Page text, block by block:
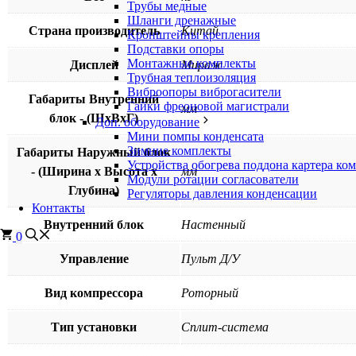
Трубы медные
Шланги дренажные
Кронштейны крепления
Подставки опоры
Монтажные комплекты
Трубная теплоизоляция
Виброопоры виброгасители
Гайки фреоновой магистрали
Доп. оборудование
Мини помпы конденсата
Зимние комплекты
Устройства обогрева поддона картера
Модули ротации согласователи
Регуляторы давления конденсации
Контакты
0
Страна производитель Китай
Дисплей Мираж
Габариты Внутренний
блок - (ШхВхГ)
мм
Габариты Наружный блок
- (Ширина х Высота х
Глубина)
мм
Внутренний блок Настенный
Управление Пульт Д/У
Вид компрессора Роторный
Тип установки Сплит-система